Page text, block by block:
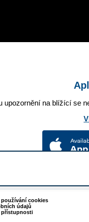
upozornění na blížící se
používání cookies
údajů
přístupnosti